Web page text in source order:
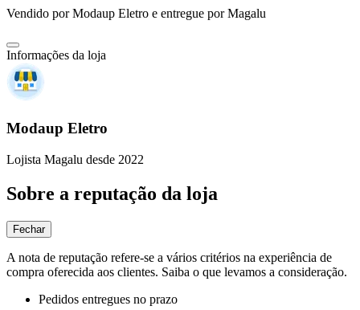
Vendido porModaup Eletro e entregue por Magalu
Informações da loja
Modaup Eletro
Lojista Magalu desde 2022
Sobre a reputação da loja
Fechar
A nota de reputação refere-se a vários critérios na experiência de
compra oferecida aos clientes. Saiba o que levamos a consideração.
Pedidos entregues no prazo